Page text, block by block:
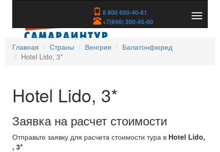
8 800 600-40-61
+7(846) 300-45-00
скрыть
Главная
Страны Венгрия
Балатонфюред
Hotel Lido, 3*
Hotel Lido, 3*
Заявка на расчет стоимости
Отправьте заявку для расчета стоимости тура в Hotel Lido,
, 3*